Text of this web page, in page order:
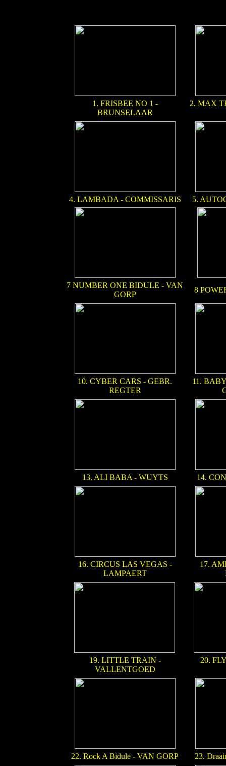
1. FRISBEE NO 1 -
BRUNSELAAR
2. MAX
4. LAMBADA - COMMISSARIS 5.
7 NUMBER ONE BIDULE - VAN
GORP
8
10. CYBER CARS - GEBR.
REGTER
11.
13. ALI BABA - WUYTS 14.
16. CIRCUS LAS VEGAS -
LAMPAERT
17.
19. LITTLE TRAIN -
VALLENTGOED
20.
22. Rock A Bidule - VAN GORP 23.